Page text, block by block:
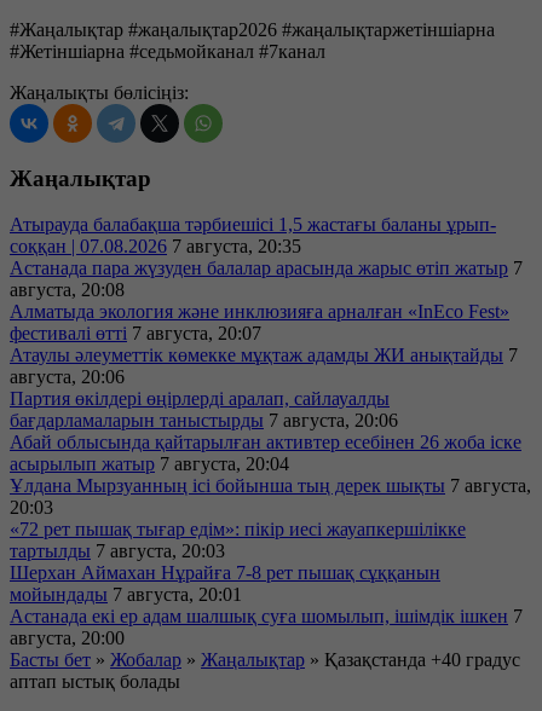
#Жаңалықтар #жаңалықтар2026 #жаңалықтаржетіншіарна
#Жетіншіарна #седьмойканал #7канал
Жаңалықты бөлісіңіз:
Жаңалықтар
Атырауда балабақша тәрбиешісі 1,5 жастағы баланы ұрып-
соққан | 07.08.2026 7 августа, 20:35
Астанада пара жүзуден балалар арасында жарыс өтіп жатыр 7
августа, 20:08
Алматыда экология және инклюзияға арналған «InEco Fest»
фестивалі өтті 7 августа, 20:07
Атаулы әлеуметтік көмекке мұқтаж адамды ЖИ анықтайды 7
августа, 20:06
Партия өкілдері өңірлерді аралап, сайлауалды
бағдарламаларын таныстырды 7 августа, 20:06
Абай облысында қайтарылған активтер есебінен 26 жоба іске
асырылып жатыр 7 августа, 20:04
Ұлдана Мырзуанның ісі бойынша тың дерек шықты 7 августа,
20:03
«72 рет пышақ тығар едім»: пікір иесі жауапкершілікке
тартылды 7 августа, 20:03
Шерхан Аймахан Нұрайға 7-8 рет пышақ сұққанын
мойындады 7 августа, 20:01
Астанада екі ер адам шалшық суға шомылып, ішімдік ішкен 7
августа, 20:00
Басты бет » Жобалар » Жаңалықтар » Қазақстанда +40 градус
аптап ыстық болады